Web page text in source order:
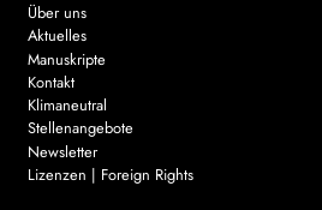
Über uns
Aktuelles
Manuskripte
Kontakt
Klimaneutral
Stellenangebote
Newsletter
Lizenzen | Foreign Rights